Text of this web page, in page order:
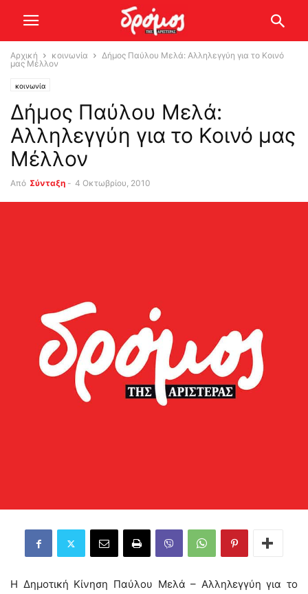
Αρχική κοινωνία
Δήμος Παύλου Μελά: Αλληλεγγύη για το Κοινό
μας Μέλλον
κοινωνία
Δήμος Παύλου Μελά:
Αλληλεγγύη για το Κοινό μας
Μέλλον
Από Σύνταξη - 4 Οκτωβρίου, 2010
Η Δημοτική Κίνηση Παύλου Μελά – Αλληλεγγύη για το